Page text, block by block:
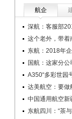
航企
深航：客服部
这个老外，带
东航：2018年
国航：这家分
A350“多彩世园
达美航空：要做
中国通用航空新
东航四川：“茶